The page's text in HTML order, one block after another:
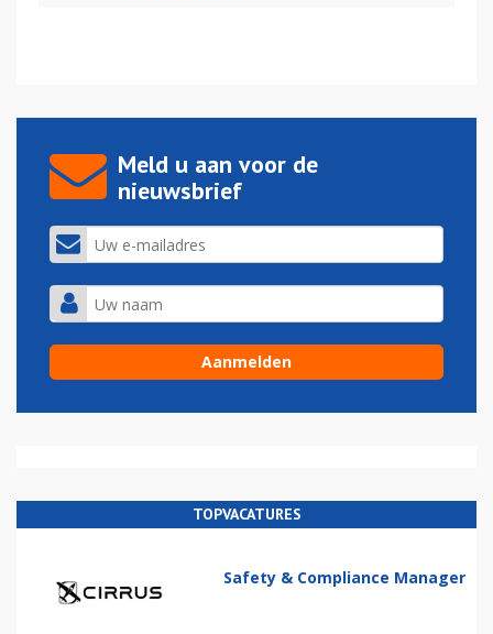
Meld u aan voor de
nieuwsbrief
TOPVACATURES
Safety & Compliance Manager